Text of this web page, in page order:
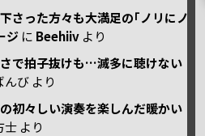
さった方々も大満足の｢ノリにノ
ジ に Beehiiv より
で拍子抜けも…滅多に聴けない
んび より
初々しい演奏を楽しんだ暖かい
士 より